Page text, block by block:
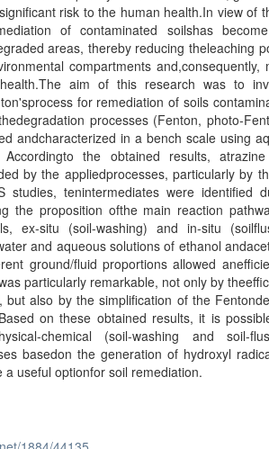
risk to the human health.In view of
of contaminated soilshas
areas, thereby reducing theleaching
compartments and,consequently,
aim of this research was to
for remediation of soils
processes (Fenton, photo-
andcharacterized in a bench scale using
Accordingto the obtained results,
by the appliedprocesses, particularly by
studies, tenintermediates were identified
the proposition ofthe main reaction
ex-situ (soil-washing) and in-situ
and aqueous solutions of ethanol
ground/fluid proportions allowed
particularly remarkable, not only by
but also by the simplification of the
on these obtained results, it is
chemical (soil-washing and soil-
basedon the generation of hydroxyl
a useful optionfor soil remediation.